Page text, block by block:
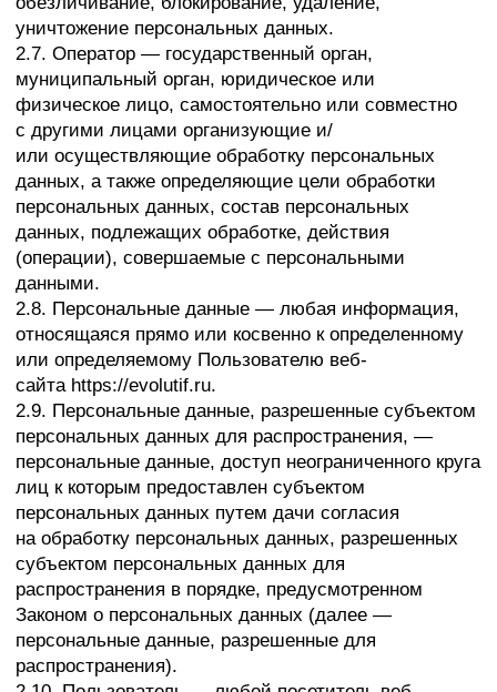
сайта https://evolutif.ru.
2.11. Предоставление персональных данных —
действия, направленные на раскрытие
персональных данных определенному лицу или
определенному кругу лиц.
2.12. Распространение персональных данных —
любые действия, направленные на раскрытие
персональных данных неопределенному кругу лиц
(передача персональных данных) или
неограниченного круга лиц, в том числе
обнародование персональных данных в средствах
массовой информации, размещение
в информационно-телекоммуникационных сетях или
предоставление доступа к персональным данным
каким-либо иным способом.
2.13. Трансграничная передача персональных
данных — передача персональных данных
на территорию иностранного государства органу
власти иностранного государства, иностранному
физическому или иностранному юридическому
лицу.
2.14. Уничтожение персональных данных — любые
данные уничтожаются безвозвратно
с невозможностью дальнейшего восстановления
содержания персональных данных
в информационной системе персональных данных
и/или уничтожаются материальные носители
персональных данных.
3. Основные права и обязанности Оператора
3.1. Оператор имеет право:
— получать от субъекта персональных данных
достоверные информацию и/или документы,
содержащие персональные данные;
— в случае отзыва субъектом персональных данных
согласия на обработку персональных данных,
а также, направления обращения с требованием